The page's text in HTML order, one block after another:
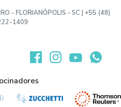
- FLORIANÓPOLIS - SC | +55 (48)
1409
por: